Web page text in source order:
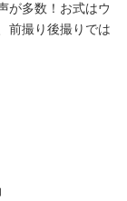
が多数！お式はウ
前撮り後撮りでは